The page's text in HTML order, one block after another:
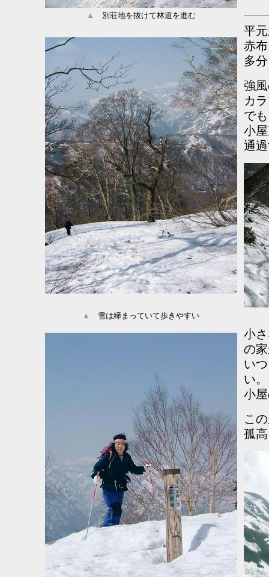
▲ 別荘地を抜けて林道を進む
平
赤
多
強
カ
で
小
通
▲ 雪は締まっていて歩きやすい
小
の
い
い。
小
こ
孤